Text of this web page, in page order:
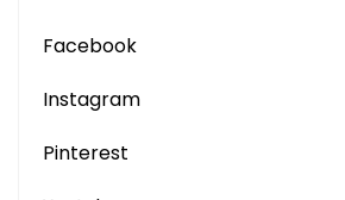
Facebook
Instagram
Pinterest